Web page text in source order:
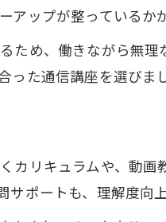
つ資格の選び方
の活用事例集
違いを理解する
ップが整っているか
ため、働きながら無
た通信講座を選びまし
リキュラムや、動
ポートも、理解度向